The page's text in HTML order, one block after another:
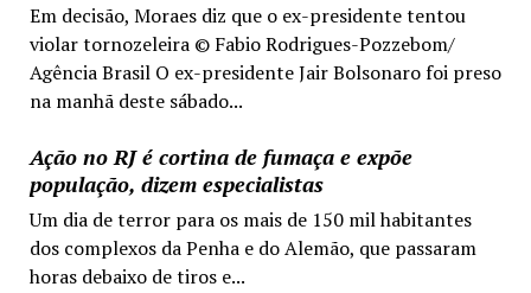
Em decisão, Moraes diz que o ex-presidente tentou
violar tornozeleira © Fabio Rodrigues-Pozzebom/
Agência Brasil O ex-presidente Jair Bolsonaro foi preso
na manhã deste sábado...
Ação no RJ é cortina de fumaça e expõe
população, dizem especialistas
Um dia de terror para os mais de 150 mil habitantes
dos complexos da Penha e do Alemão, que passaram
horas debaixo de tiros e...